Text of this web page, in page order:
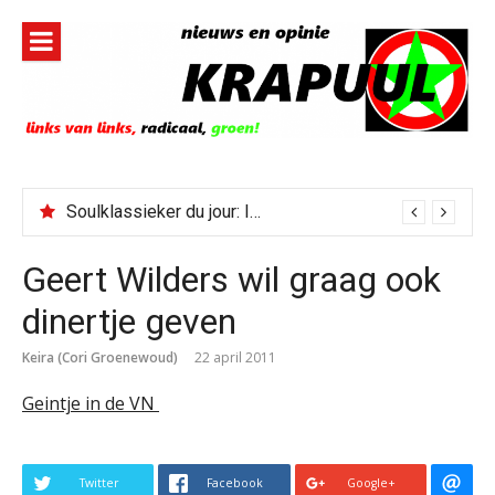
inhoud
Soulklassieker du jour: I Wish It Would Rain
Geert Wilders wil graag ook
dinertje geven
Keira (Cori Groenewoud) 22 april 2011
Geintje in de VN
Twitter Facebook Google+